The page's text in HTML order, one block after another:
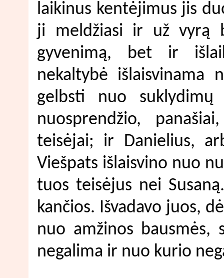
laikinus kentėjimus jis
ji meldžiasi ir už vyrą
gyvenimą, bet ir
nekaltybė
gelbsti nuo
nuosprendžio,
teisėjai; ir Danielius,
Viešpats išlaisvino nuo
tuos teisėjus nei
kančios. Išvadavo juos,
nuo amžinos bausmės,
negalima ir nuo kurio